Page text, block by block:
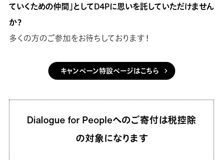
ていくための仲間」としてD4Pに思いを託していただけません
か？
多くの方のご参加をお待ちしております！
キャンペーン特設ページはこちら
Dialogue for Peopleへのご寄付は税控除
の対象になります